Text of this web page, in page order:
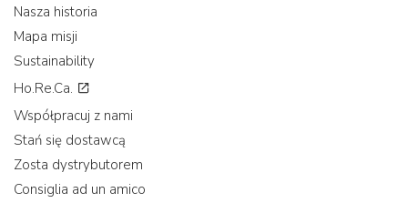
Nasza historia
Mapa misji
Sustainability
Ho.Re.Ca.
Współpracuj z nami
Stań się dostawcą
Zosta dystrybutorem
Consiglia ad un amico